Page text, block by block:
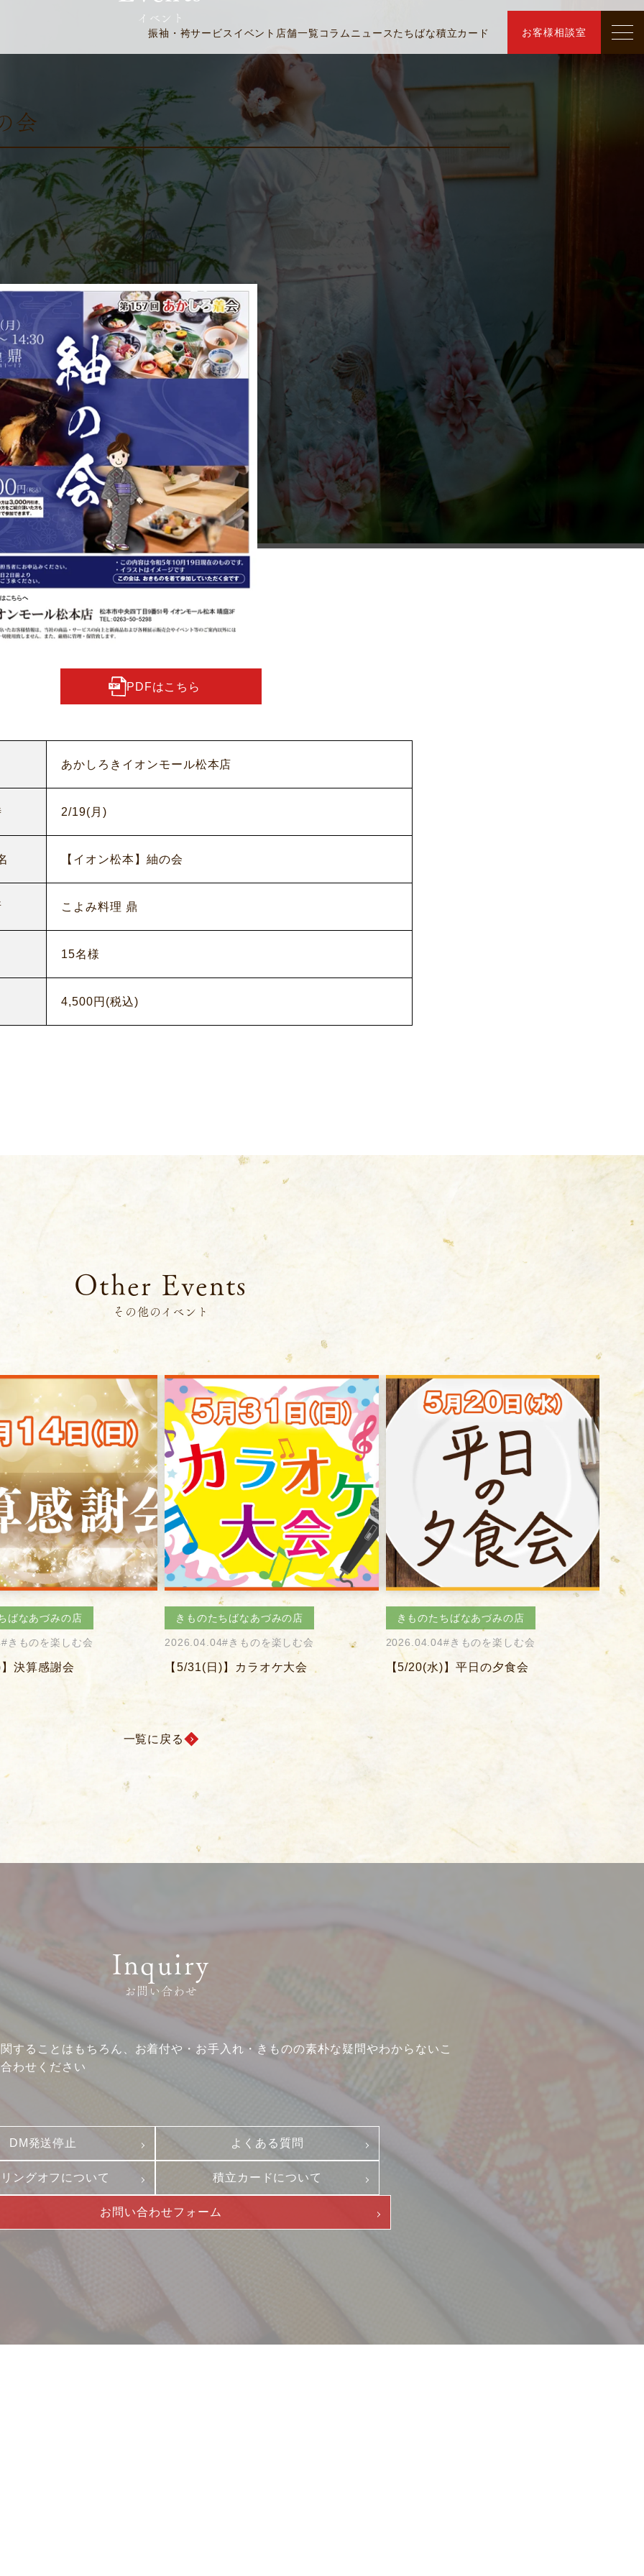
振袖・袴サービス イベント 店舗一覧コラム ニュースたちばな積立カード お客様相談室
ービス
業情報
ビジョン
沿革
サステナビリティ
プレスリリース
お客様相談室
DM発送停止
クーリングオフ
よくある質問
積立カード
プライバシーポリシー
古物営業法に基づく表示
採用情報
中途・パート
イベント
会
PDFはこちら
あかしろきイオンモール松本店
2/19(月)
【イオン松本】紬の会
こよみ料理 鼎
15名様
4,500円(税込)
Other Events
その他のイベント
ばなあづみの店
#きものを楽しむ会
カラオケ大会
きものたちばなあづみの店
2026.04.04#きものを楽しむ会
【5/20(水)】平日の夕食会
きものたちばなあづみの店
2026.04.03#きものを楽しむ会
【4/12(日)】お花見会
一覧に戻る
Inquiry
お問い合わせ
することはもちろん、お着付や・お手入れ・きものの素朴な疑問やわからないこ
わせください
DM発送停止 よくある質問
ングオフについて 積立カードについて
お問い合わせフォーム